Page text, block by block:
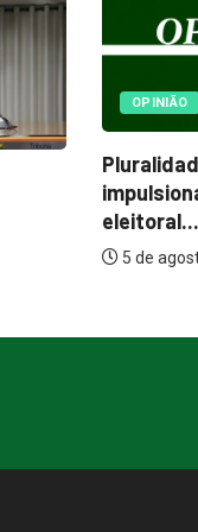
imóveis
Municipal...